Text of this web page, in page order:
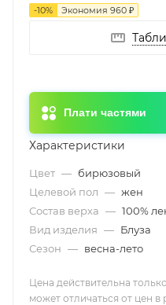
-10% Экономия 960 ₽
Плати частями
Характеристики
Цвет — бирюзовый
Целевой пол — жен
Состав верха — 100%
Вид изделия — Блуза
Сезон — весна-лето
Цена действительна
может отличаться от цен в